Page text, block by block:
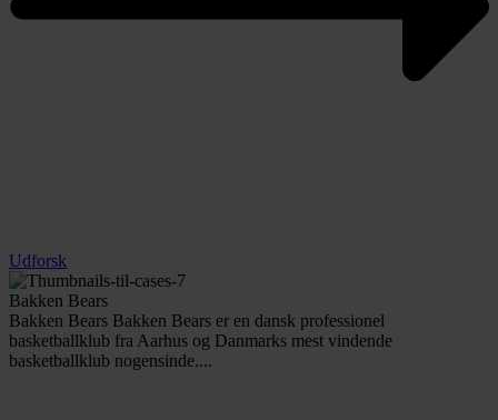
Udforsk
Bakken Bears
Bakken Bears Bakken Bears er en dansk professionel
basketballklub fra Aarhus og Danmarks mest vindende
basketballklub nogensinde....